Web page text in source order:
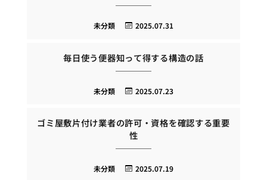
2025.07.31
未分類
毎日使う便器知って得する構造の話
2025.07.23
未分類
ゴミ屋敷片付け業者の許可・資格を確認する重要
性
2025.07.19
未分類